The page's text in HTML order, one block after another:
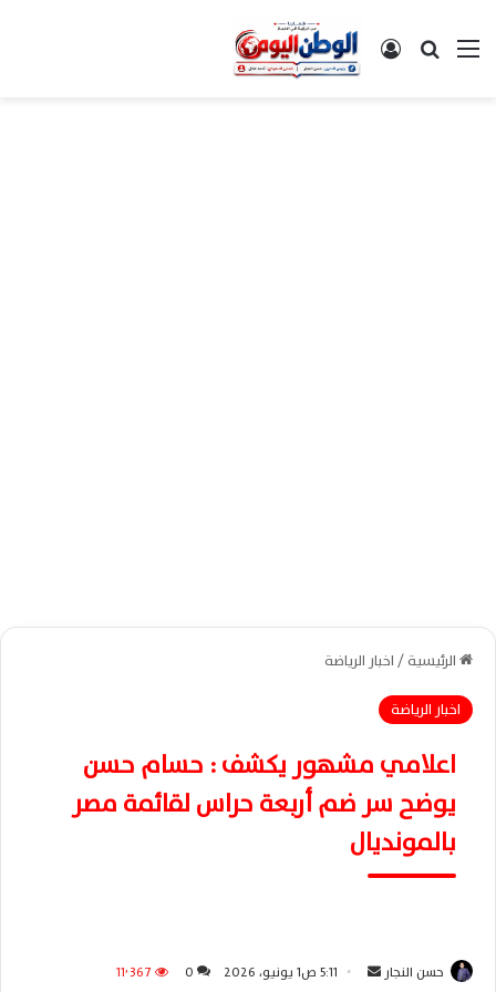
القائمةبحث عن تسجيل الدخول
الرئيسية/اخبار الرياضة
اخبار الرياضة
اعلامي مشهور يكشف : حسام حسن
يوضح سر ضم أربعة حراس لقائمة مصر
بالمونديال
حسن النجار 5:11 ص1 يونيو، 2026 0
11٬367